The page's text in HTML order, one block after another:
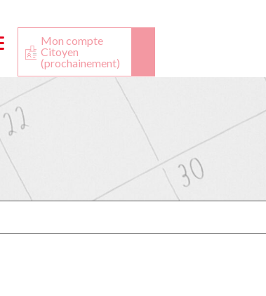
Mon compte
Citoyen
(prochainement)